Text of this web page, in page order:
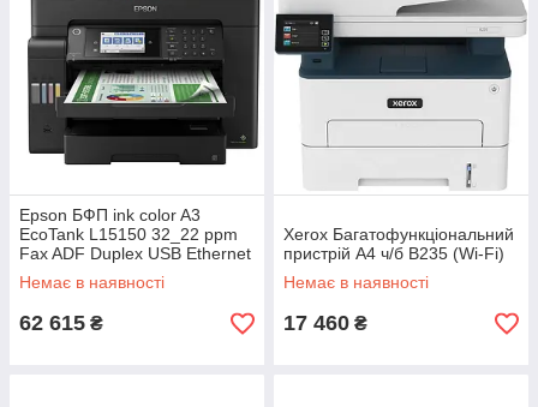
Epson БФП ink color A3
EcoTank L15150 32_22 ppm
Fax ADF Duplex USB Ethernet
Wi-Fi 4 inks Pigment
Немає в наявності
62 615 ₴
Xerox Багатофункціональний
пристрій А4 ч/б B235 (Wi-Fi)
Немає в наявності
17 460 ₴